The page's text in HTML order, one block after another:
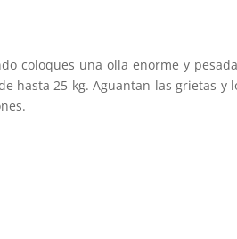
coloques una olla enorme y
hasta 25 kg. Aguantan las grietas